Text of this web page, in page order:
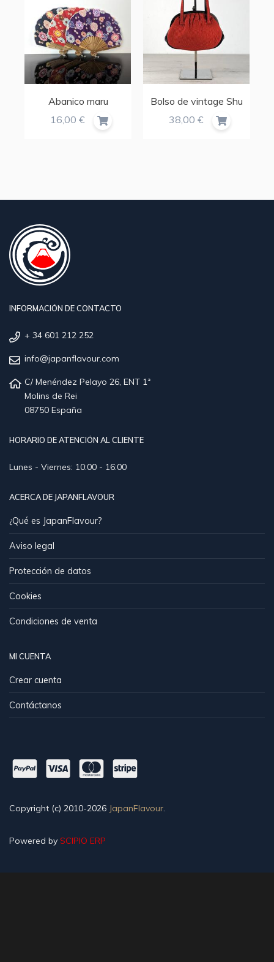
Abanico maru
16,00 €
Bolso de vintage Shu
38,00 €
INFORMACIÓN DE CONTACTO
+ 34 601 212 252
info@japanflavour.com
C/ Menéndez Pelayo 26, ENT 1ª
Molins de Rei
08750 España
HORARIO DE ATENCIÓN AL CLIENTE
Lunes - Viernes: 10:00 - 16:00
ACERCA DE JAPANFLAVOUR
¿Qué es JapanFlavour?
Aviso legal
Protección de datos
Cookies
Condiciones de venta
MI CUENTA
Crear cuenta
Contáctanos
Copyright (c) 2010-2026 JapanFlavour.
Powered by SCIPIO ERP